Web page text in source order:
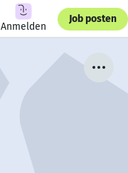
Anmelden
Job posten